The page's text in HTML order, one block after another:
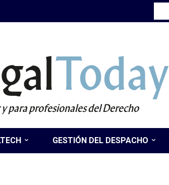
Today
para profesionales del Derecho
GESTIÓN DEL DESPACHO